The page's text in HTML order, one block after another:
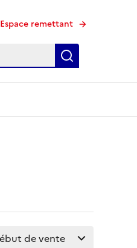
Espace remettant
Rechercher